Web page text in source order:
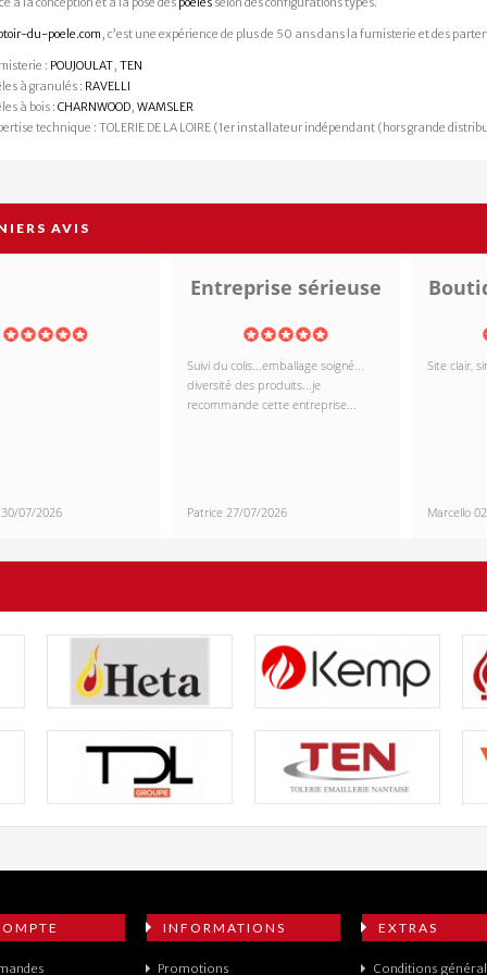
1 avis
AJOUTER AU PANIER
du-poele.com, c’est une expérience de plus de 50 ans dans la fumisterie et des
: POUJOULAT, TEN
à granulés : RAVELLI
à bois : CHARNWOOD, WAMSLER
technique : TOLERIE DE LA LOIRE (1er installateur indépendant (hors grande
AVIS
30/07/2026
Entreprise sérieuse
Suivi du colis...emballage soigné...
diversité des produits...je
recommande cette entreprise...
Patrice 27/07/2026
Site clair,
Marcello
INFORMATIONS
Promotions
EXTRAS
Conditions